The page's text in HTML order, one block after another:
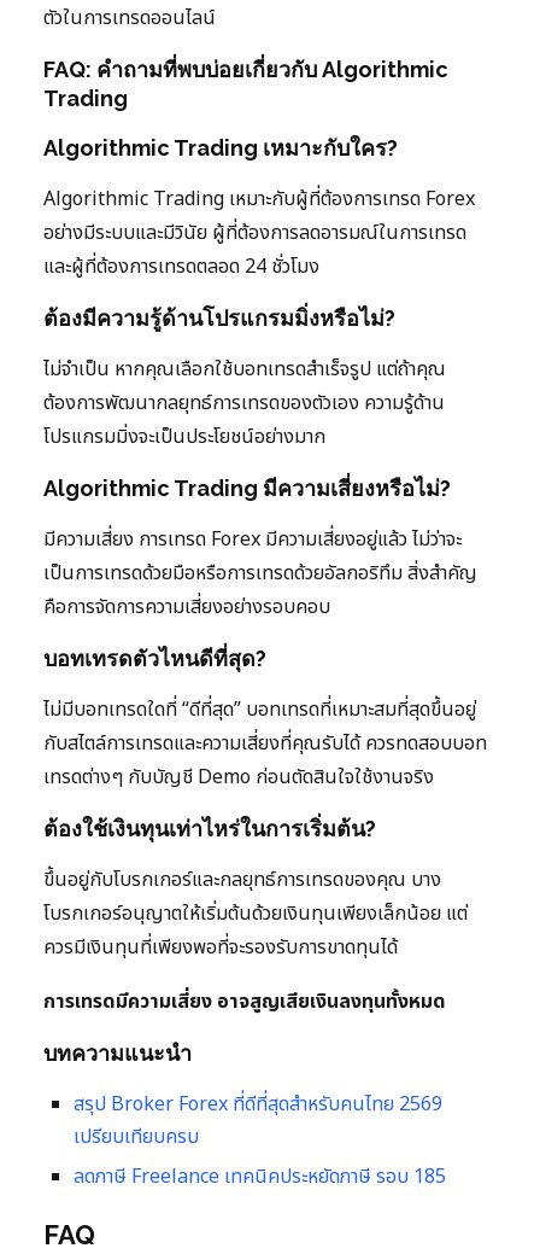
ตัวในการเทรดออนไลน์
FAQ: คำถามที่พบบ่อยเกี่ยวกับ Algorithmic
Trading
Algorithmic Trading เหมาะกับใคร?
Algorithmic Trading เหมาะกับผู้ที่ต้องการเทรด Forex
อย่างมีระบบและมีวินัย ผู้ที่ต้องการลดอารมณ์ในการเทรด
และผู้ที่ต้องการเทรดตลอด 24 ชั่วโมง
ต้องมีความรู้ด้านโปรแกรมมิ่งหรือไม่?
ไม่จำเป็น หากคุณเลือกใช้บอทเทรดสำเร็จรูป แต่ถ้าคุณ
ต้องการพัฒนากลยุทธ์การเทรดของตัวเอง ความรู้ด้าน
โปรแกรมมิ่งจะเป็นประโยชน์อย่างมาก
Algorithmic Trading มีความเสี่ยงหรือไม่?
มีความเสี่ยง การเทรด Forex มีความเสี่ยงอยู่แล้ว ไม่ว่าจะ
เป็นการเทรดด้วยมือหรือการเทรดด้วยอัลกอริทึม สิ่งสำคัญ
คือการจัดการความเสี่ยงอย่างรอบคอบ
บอทเทรดตัวไหนดีที่สุด?
ไม่มีบอทเทรดใดที่ “ดีที่สุด” บอทเทรดที่เหมาะสมที่สุดขึ้นอยู่
กับสไตล์การเทรดและความเสี่ยงที่คุณรับได้ ควรทดสอบบอท
เทรดต่างๆ กับบัญชี Demo ก่อนตัดสินใจใช้งานจริง
ต้องใช้เงินทุนเท่าไหร่ในการเริ่มต้น?
ขึ้นอยู่กับโบรกเกอร์และกลยุทธ์การเทรดของคุณ บาง
โบรกเกอร์อนุญาตให้เริ่มต้นด้วยเงินทุนเพียงเล็กน้อย แต่
ควรมีเงินทุนที่เพียงพอที่จะรองรับการขาดทุนได้
การเทรดมีความเสี่ยง อาจสูญเสียเงินลงทุนทั้งหมด
บทความแนะนำ
สรุป Broker Forex ที่ดีที่สุดสำหรับคนไทย 2569
เปรียบเทียบครบ
ลดภาษี Freelance เทคนิคประหยัดภาษี รอบ 185
FAQ